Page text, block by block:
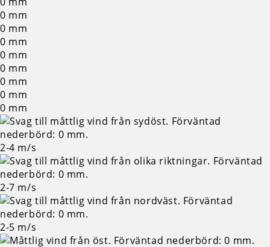
0 mm
0 mm
0 mm
0 mm
0 mm
0 mm
0 mm
0 mm
2-4 m/s
2-7 m/s
2-5 m/s